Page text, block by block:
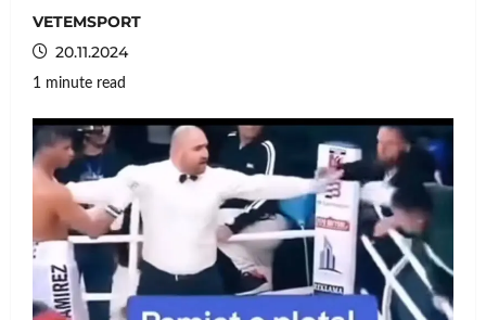
VETEMSPORT
20.11.2024
1 minute read